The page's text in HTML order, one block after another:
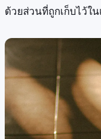
ด้วยส่วนที่ถูกเก็บไว้ใน